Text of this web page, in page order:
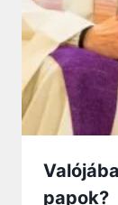
papok?